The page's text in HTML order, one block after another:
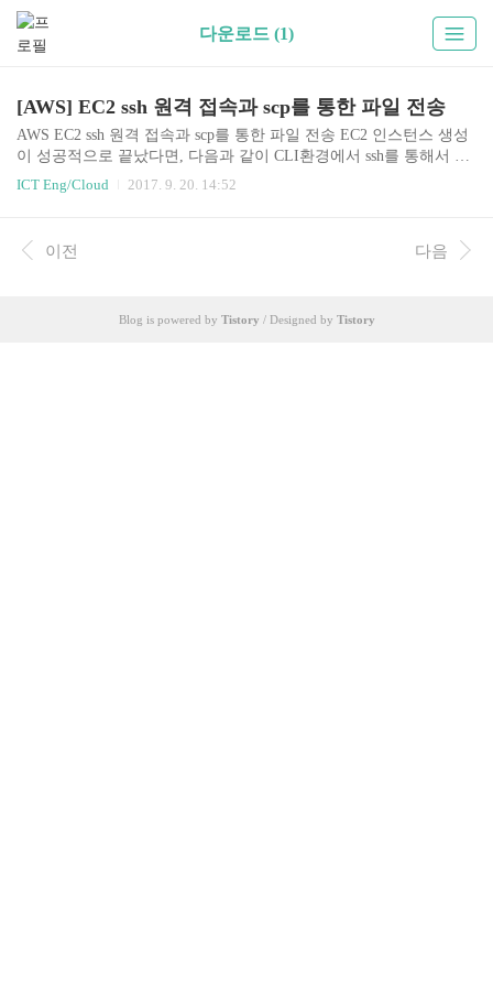
다운로드 (1)
[AWS] EC2 ssh 원격 접속과 scp를 통한 파일 전송
AWS EC2 ssh 원격 접속과 scp를 통한 파일 전송 EC2 인스턴스 생성
이 성공적으로 끝났다면, 다음과 같이 CLI환경에서 ssh를 통해서 EC
2에 원격 접속을 할 수 있고, scp를 통해 간단한 파일 업/다운로드를
할 수 있다. 접속 git bash를 실행시켜서 Teminal에서 다음 명령으로
인스턴스 OS 이미지가 다를 수 있으므로 EC2 콘솔 왼쪽 메뉴중 INS
TANCES -> Instances 로 이동하여 상단에 있는 Connect 버튼을 누르
ICT Eng/Cloud 2017. 9. 20. 14:52
이전 다음
Blog is powered by Tistory / Designed by Tistory